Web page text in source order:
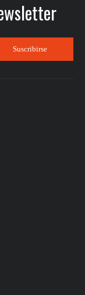
Suscribirse